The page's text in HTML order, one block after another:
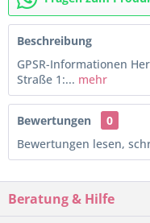
Beschreibung
GPSR-Informationen
Straße 1:... mehr
Bewertungen
0
Bewertungen lesen,
Beratung & Hilfe